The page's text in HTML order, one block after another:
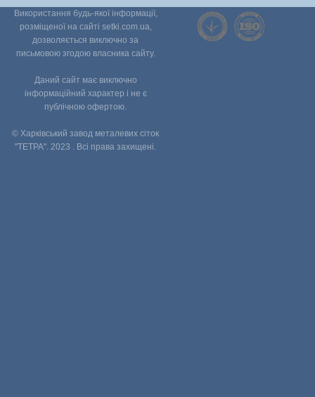
Використання будь-якої інформації,
розміщеної на сайті setki.com.ua,
дозволяється виключно за
письмовою згодою власника сайту.
Даний сайт має виключно
інформаційний характер і не є
публічною офертою.
© Харківський завод металевих сіток
"ТЕТРА". 2023 . Всі права захищені.